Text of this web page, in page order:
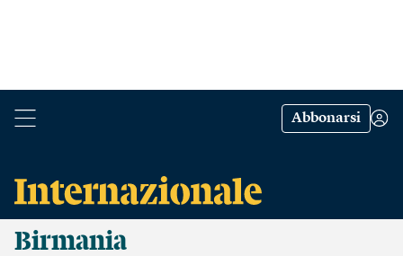
Abbonarsi
Birmania